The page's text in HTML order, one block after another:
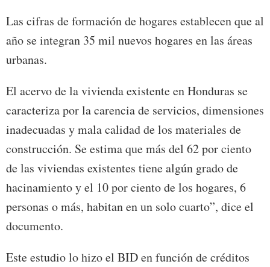
Las cifras de formación de hogares establecen que al
año se integran 35 mil nuevos hogares en las áreas
urbanas.
El acervo de la vivienda existente en Honduras se
caracteriza por la carencia de servicios, dimensiones
inadecuadas y mala calidad de los materiales de
construcción. Se estima que más del 62 por ciento
de las viviendas existentes tiene algún grado de
hacinamiento y el 10 por ciento de los hogares, 6
personas o más, habitan en un solo cuarto”, dice el
documento.
Este estudio lo hizo el BID en función de créditos